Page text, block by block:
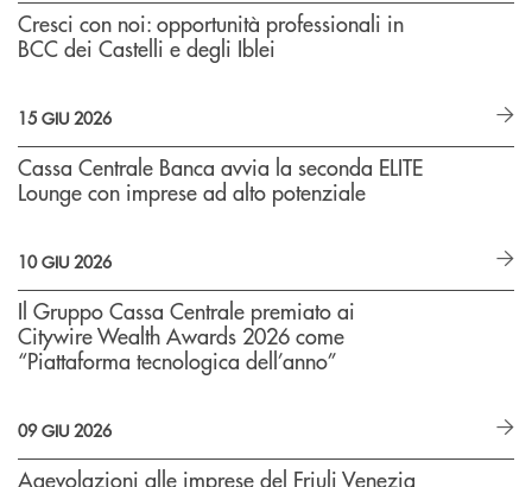
Cresci con noi: opportunità professionali in
BCC dei Castelli e degli Iblei
15 GIU 2026
Cassa Centrale Banca avvia la seconda ELITE
Lounge con imprese ad alto potenziale
10 GIU 2026
Il Gruppo Cassa Centrale premiato ai
Citywire Wealth Awards 2026 come
“Piattaforma tecnologica dell’anno”
09 GIU 2026
Agevolazioni alle imprese del Friuli Venezia